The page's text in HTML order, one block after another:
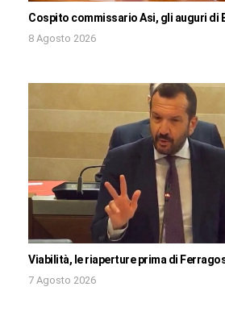
Cospito commissario Asi, gli auguri di
8 Agosto 2026
Viabilità, le riaperture prima di
7 Agosto 2026